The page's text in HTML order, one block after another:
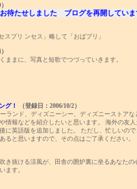
たせしました ブログを再開しています
スプリ ンセス」略して「おばプリ」
まに、写真と短歌でつづっていきます。
グ！
（登録日：2006/10/2）
ランド、ディズニーシー、ディズニーストアな
情報などを紹介したいと思います。 海外の友人
英語版を追加しました。 ただし、忙しいので
と思いますので、その点はご了承ください。
き抜ける涼風が、田舎の囲炉裏に坐るあなたの
ます。